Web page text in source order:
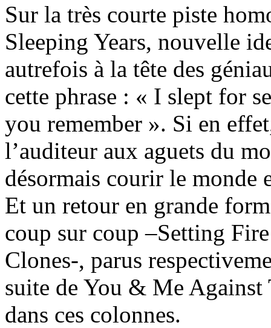
Sur la très courte piste
Sleeping Years, nouvelle
autrefois à la tête des
cette phrase : « I slept for
you remember ». Si en
l’auditeur aux aguets du
désormais courir le monde
Et un retour en grande
coup sur coup –Setting
Clones-, parus
suite de You & Me
dans ces colonnes.